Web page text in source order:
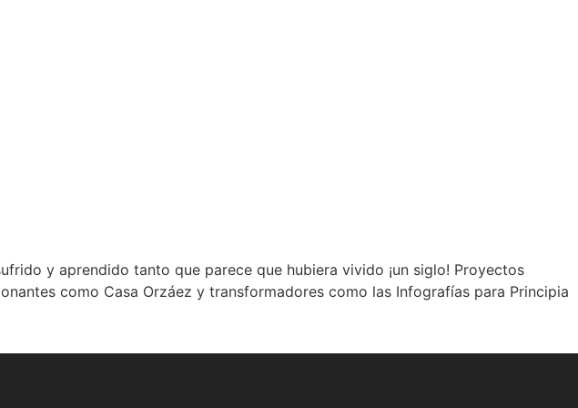
y aprendido tanto que parece que hubiera vivido ¡un siglo! Proyectos
como Casa Orzáez y transformadores como las Infografías para Principia